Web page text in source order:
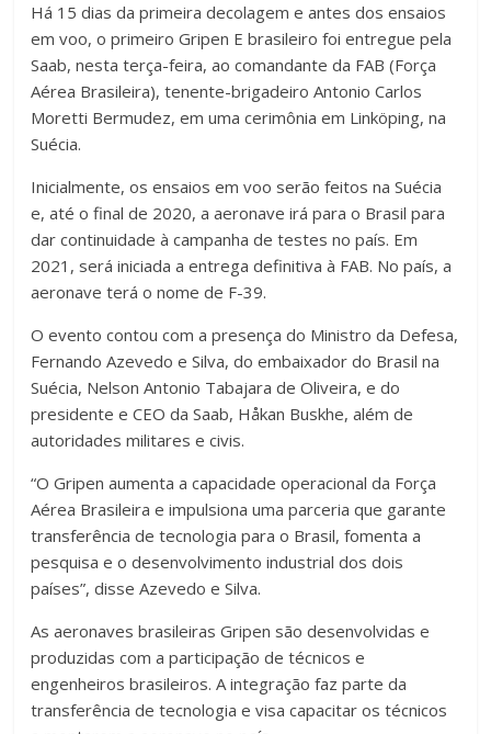
Há 15 dias da primeira decolagem e antes dos ensaios
em voo, o primeiro Gripen E brasileiro foi entregue pela
Saab, nesta terça-feira, ao comandante da FAB (Força
Aérea Brasileira), tenente-brigadeiro Antonio Carlos
Moretti Bermudez, em uma cerimônia em Linköping, na
Suécia.
Inicialmente, os ensaios em voo serão feitos na Suécia
e, até o final de 2020, a aeronave irá para o Brasil para
dar continuidade à campanha de testes no país. Em
2021, será iniciada a entrega definitiva à FAB. No país, a
aeronave terá o nome de F-39.
O evento contou com a presença do Ministro da Defesa,
Fernando Azevedo e Silva, do embaixador do Brasil na
Suécia, Nelson Antonio Tabajara de Oliveira, e do
presidente e CEO da Saab, Håkan Buskhe, além de
autoridades militares e civis.
“O Gripen aumenta a capacidade operacional da Força
Aérea Brasileira e impulsiona uma parceria que garante
transferência de tecnologia para o Brasil, fomenta a
pesquisa e o desenvolvimento industrial dos dois
países”, disse Azevedo e Silva.
As aeronaves brasileiras Gripen são desenvolvidas e
produzidas com a participação de técnicos e
engenheiros brasileiros. A integração faz parte da
transferência de tecnologia e visa capacitar os técnicos